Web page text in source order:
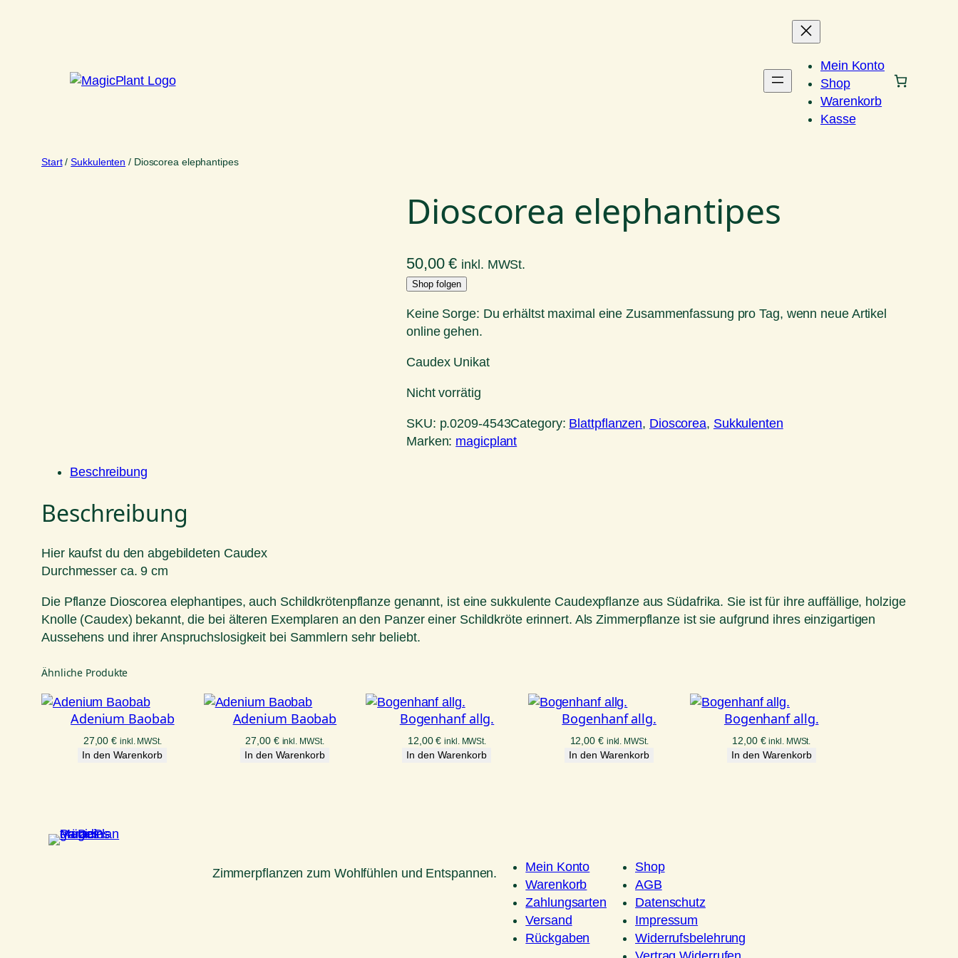
Mein Konto
Shop
Warenkorb
Kasse
Start/Sukkulenten / Dioscorea elephantipes
Dioscorea elephantipes
50,00€ inkl. MWSt.
Shop folgen
Keine Sorge: Du erhältst maximal eine Zusammenfassung pro Tag, wenn neue Artikel
online gehen.
Caudex Unikat
Nicht vorrätig
SKU: p.0209-4543Category: Blattpflanzen, Dioscorea, Sukkulenten
Marken: magicplant
Beschreibung
Beschreibung
Hier kaufst du den abgebildeten Caudex
Durchmesser ca. 9 cm
Die Pflanze Dioscorea elephantipes, auch Schildkrötenpflanze genannt, ist eine sukkulente Caudexpflanze aus Südafrika. Sie ist für ihre auffällige, holzige
Knolle (Caudex) bekannt, die bei älteren Exemplaren an den Panzer einer Schildkröte erinnert. Als Zimmerpflanze ist sie aufgrund ihres einzigartigen
Aussehens und ihrer Anspruchslosigkeit bei Sammlern sehr beliebt.
Ähnliche Produkte
Adenium Baobab
27,00€ inkl. MWSt.
In den Warenkorb
Adenium Baobab
27,00 € inkl. MWSt.
In den Warenkorb
Bogenhanf allg.
12,00€ inkl. MWSt.
In den Warenkorb
Bogenhanf allg.
12,00 € inkl. MWSt.
In den Warenkorb
Bogenhanf allg.
12,00 € inkl. MWSt.
In den Warenkorb
Zimmerpflanzen zum Wohlfühlen und Entspannen.
Mein Konto
Warenkorb
Zahlungsarten
Versand
Rückgaben
Shop
AGB
Datenschutz
Impressum
Widerrufsbelehrung